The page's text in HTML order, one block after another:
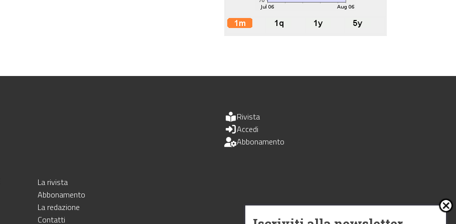
La rivista
Abbonamento
La redazione
Contatti
Rivista
Accedi
Abbonamento